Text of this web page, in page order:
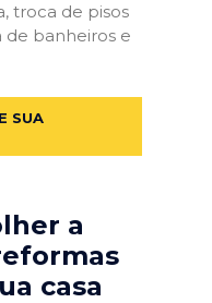
troca de pisos
banheiros e
SUA
a
casa